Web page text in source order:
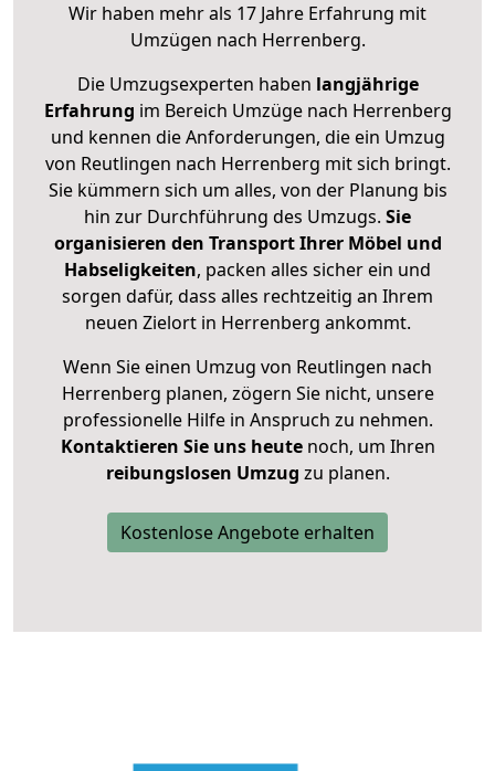
Wir haben mehr als 17 Jahre Erfahrung mit
Umzügen nach Herrenberg.
Die Umzugsexperten haben langjährige
Erfahrung im Bereich Umzüge nach Herrenberg
und kennen die Anforderungen, die ein Umzug
von Reutlingen nach Herrenberg mit sich bringt.
Sie kümmern sich um alles, von der Planung bis
hin zur Durchführung des Umzugs. Sie
organisieren den Transport Ihrer Möbel und
Habseligkeiten, packen alles sicher ein und
sorgen dafür, dass alles rechtzeitig an Ihrem
neuen Zielort in Herrenberg ankommt.
Wenn Sie einen Umzug von Reutlingen nach
Herrenberg planen, zögern Sie nicht, unsere
professionelle Hilfe in Anspruch zu nehmen.
Kontaktieren Sie uns heutenoch, um Ihren
reibungslosen Umzug zu planen.
Kostenlose Angebote erhalten